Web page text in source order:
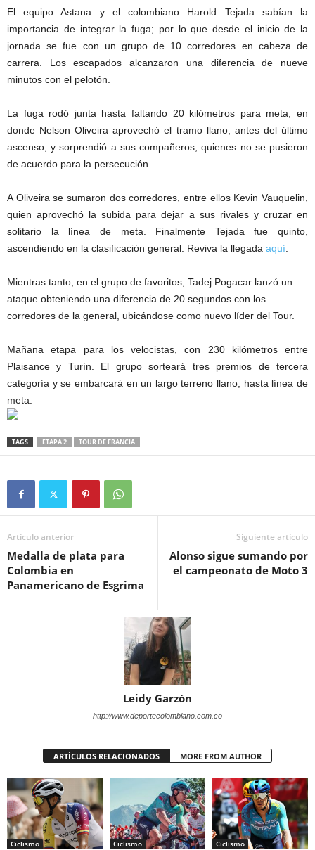
El equipo Astana y el colombiano Harold Tejada sabían la
importancia de integrar la fuga; por lo que desde el inicio de la
jornada se fue con un grupo de 10 corredores en cabeza de
carrera. Los escapados alcanzaron una diferencia de nueve
minutos con el pelotón.
La fuga rodó junta hasta faltando 20 kilómetros para meta, en
donde Nelson Oliveira aprovechó el tramo llano, antes del último
ascenso, y sorprendió a sus compañeros, quienes no se pusieron
de acuerdo para la persecución.
A Oliveira se sumaron dos corredores, entre ellos Kevin Vauquelin,
quien aprovechó la subida para dejar a sus rivales y cruzar en
solitario la línea de meta. Finalmente Tejada fue quinto,
ascendiendo en la clasificación general. Reviva la llegada aquí.
Mientras tanto, en el grupo de favoritos, Tadej Pogacar lanzó un
ataque obteniendo una diferencia de 20 segundos con los
corredores de la general, ubicándose como nuevo líder del Tour.
Mañana etapa para los velocistas, con 230 kilómetros entre
Plaisance y Turín. El grupo sorteará tres premios de tercera
categoría y se embarcará en un largo terreno llano, hasta línea de
meta.
TAGS ETAPA 2 TOUR DE FRANCIA
Artículo anterior
Medalla de plata para
Colombia en
Panamericano de Esgrima
Siguiente artículo
Alonso sigue sumando por
el campeonato de Moto 3
Leidy Garzón
http://www.deportecolombiano.com.co
ARTÍCULOS RELACIONADOS MORE FROM AUTHOR
Ciclismo Ciclismo Ciclismo